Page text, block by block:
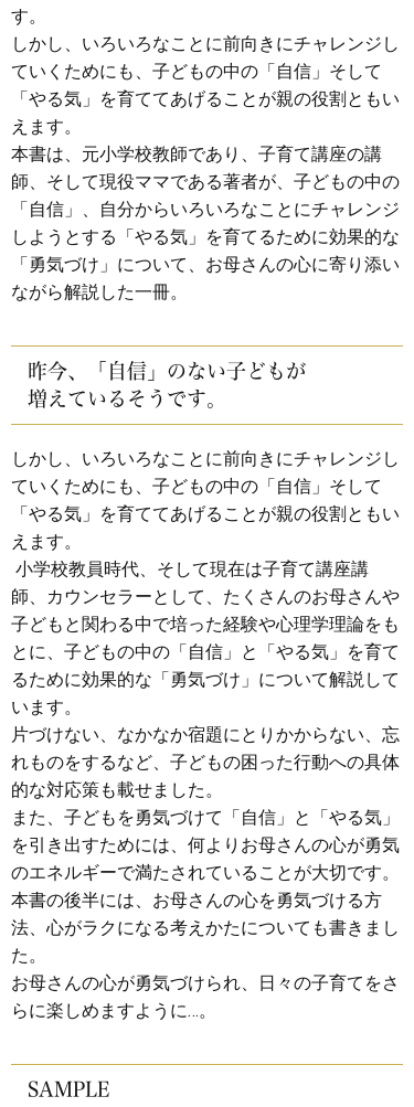
す。
しかし、いろいろなことに前向きにチャレンジし
ていく ためにも、子どもの中の「自信」そして
「やる気」を育ててあげることが親の役割ともい
えます。
本書は、元小学校教師であり、子育て講座の講
師、 そして現役ママである著者が、子どもの中の
「自信」、
自分からいろいろなことにチャレンジ
しようとする「やる気」を育てるために効果的な
「勇気づけ」について、 お母さんの心に寄り添い
ながら解説した一冊。
昨今、「自信」のない子どもが
増えているそうです。
しかし、いろいろなことに前向きにチャレンジし
ていくためにも、子どもの中の「自信」そして
「やる気」を育ててあげることが親の役割ともい
えます。
小学校教員時代、そして現在は子育て講座講
師、カウンセラーとして、たくさんのお母さんや
子どもと関わる中で培った経験や心理学理論をも
とに、子どもの中の「自信」と「やる気」を育て
るために効果的な「勇気づけ」について解説して
います。
片づけない、なかなか宿題にとりかからない、忘
れものをするなど、子どもの困った行動への具体
的な対応策も載せました。
また、子どもを勇気づけて「自信」と「やる気」
を引き出すためには、何よりお母さんの心が勇気
のエネルギーで満たされていることが大切です。
本書の後半には、お母さんの心を勇気づける方
法、心がラクになる考えかたについても書きまし
た。
お母さんの心が勇気づけられ、日々の子育てをさ
らに楽しめますように…。
SAMPLE